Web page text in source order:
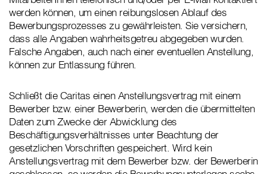
werden können, um einen reibungslosen Ablauf des
Bewerbungsprozesses zu gewährleisten. Sie versichern,
dass alle Angaben wahrheitsgetreu abgegeben wurden.
Falsche Angaben, auch nach einer eventuellen Anstellung,
können zur Entlassung führen.
Schließt die Caritas einen Anstellungsvertrag mit einem
Bewerber bzw. einer Bewerberin, werden die übermittelten
Daten zum Zwecke der Abwicklung des
Beschäftigungsverhältnisses unter Beachtung der
gesetzlichen Vorschriften gespeichert. Wird kein
Anstellungsvertrag mit dem Bewerber bzw. der Bewerberin